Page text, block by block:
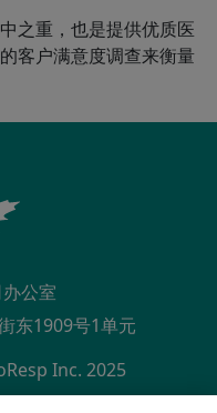
之重，也是提供优质医
客户满意度调查来衡量
办公室
东1909号1单元
Inc. 2025